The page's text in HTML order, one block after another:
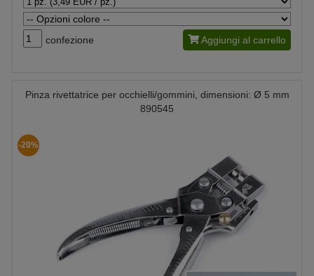
confezione Aggiungi al carrello
Pinza rivettatrice per occhielli/gommini, dimensioni: Ø 5 mm
890545
-20%